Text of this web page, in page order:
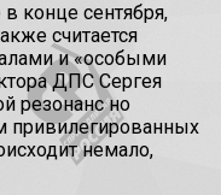
конце сентября,
считается
и «особыми
ДПС Сергея
резонанс но
привилегированных
немало,